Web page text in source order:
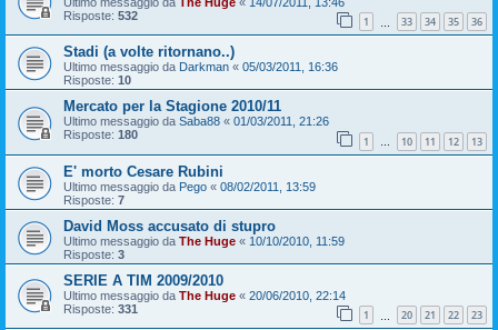
Risposte: 532 1 33 34 35 36
Stadi (a volte ritornano..)
Ultimo messaggio da Darkman « 05/03/2011, 16:36
Risposte: 10
Mercato per la Stagione 2010/11
Ultimo messaggio da Saba88 « 01/03/2011, 21:26
Risposte: 180 1 … 10 11 12 13
E' morto Cesare Rubini
Ultimo messaggio da Pego « 08/02/2011, 13:59
Risposte: 7
David Moss accusato di stupro
Ultimo messaggio da The Huge « 10/10/2010, 11:59
Risposte: 3
SERIE A TIM 2009/2010
Ultimo messaggio da The Huge « 20/06/2010, 22:14
Risposte: 331 1 20 21 22 23